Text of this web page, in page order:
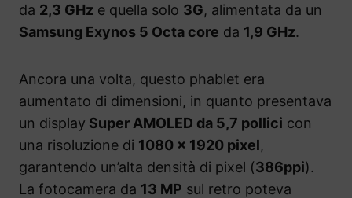
da 2,3 GHz e quella solo 3G, alimentata da un
Samsung Exynos 5 Octa core da 1,9 GHz.
Ancora una volta, questo phablet era
aumentato di dimensioni, in quanto presentava
un display Super AMOLED da 5,7 pollici con
una risoluzione di 1080 x 1920 pixel,
garantendo un’alta densità di pixel (386ppi).
La fotocamera da 13 MP sul retro poteva